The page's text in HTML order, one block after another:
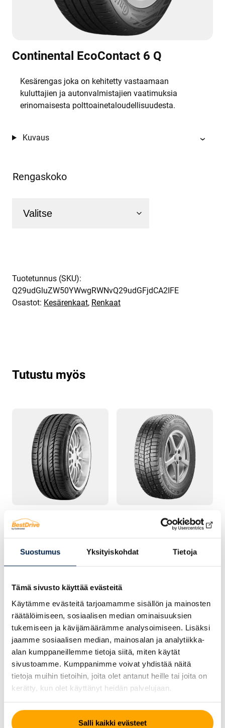
Suostumus Yksityiskohdat Tietoja
Tämä sivusto käyttää evästeitä
Käytämme evästeitä tarjoamamme sisällön ja mainosten
räätälöimiseen, sosiaalisen median ominaisuuksien
tukemiseen ja kävijämäärämme analysoimiseen. Lisäksi
jaamme sosiaalisen median, mainosalan ja analytiikka-
alan kumppaneillemme tietoja siitä, miten käytät
sivustoamme. Kumppanimme voivat yhdistää näitä
tietoja muihin tietoihin, joita olet antanut heille tai joita on
kerätty, kun olet käyttänyt heidän palvelujaan.
Salli kaikki evästeet
Continental EcoContact 6 Q
Kesärengas joka on kehitetty vastaamaan
kuluttajien ja autonvalmistajien vaatimuksia
erinomaisesta polttoainetaloudellisuudesta.
Kuvaus
Rengaskoko
Tuotetunnus (SKU):
Q29udGluZW50YWwgRWNvQ29udGFjdCA2IFE
Osastot: Kesärenkaat, Renkaat
Tutustu myös
KESÄRENGAS
Continental
ContiSportContact 5
TALVIRENGAS – NASTA
Continental
VanContact Ice
KESÄRENGAS
CrossContact ATR
TALVIRENGAS – NASTA
3